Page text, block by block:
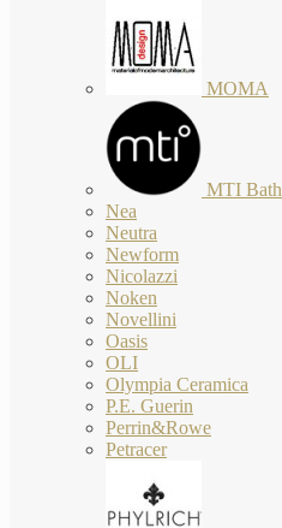
MOMA
MTI Bath
Nea
Neutra
Newform
Nicolazzi
Noken
Novellini
Oasis
OLI
Olympia Ceramica
P.E. Guerin
Perrin&Rowe
Petracer